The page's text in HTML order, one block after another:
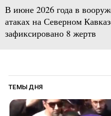
В июне 2026 года в
атаках на Северном
зафиксировано 8 жертв
ТЕМЫ ДНЯ